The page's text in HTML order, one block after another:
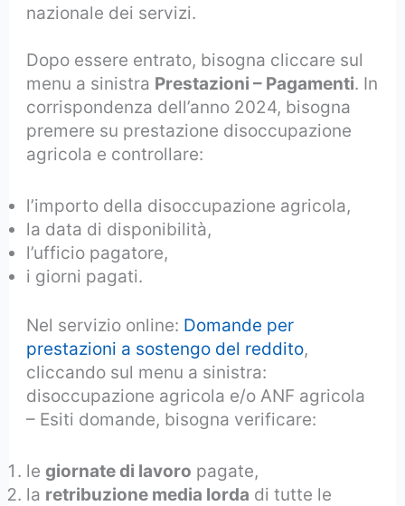
nazionale dei servizi.
Dopo essere entrato, bisogna cliccare sul
menu a sinistra Prestazioni – Pagamenti. In
corrispondenza dell’anno 2024, bisogna
premere su prestazione disoccupazione
agricola e controllare:
l’importo della disoccupazione agricola,
la data di disponibilità,
l’ufficio pagatore,
i giorni pagati.
Nel servizio online: Domande per
prestazioni a sostengo del reddito,
cliccando sul menu a sinistra:
disoccupazione agricola e/o ANF agricola
– Esiti domande, bisogna verificare:
legiornate di lavoro pagate,
la retribuzione media lorda di tutte le